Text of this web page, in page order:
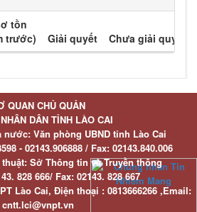
tồn
trước)
Giải quyết Chưa giải quyết
QUAN CHỦ QUẢN
DÂN TỈNH LÀO CAI
Văn phòng UBND tỉnh Lào Cai
- 02143.906888 / Fax:02143.840.006
Sở Thông tin và Truyền thông
828 666/ Fax:02143. 828 667
Lào Cai, Điện thoại : 0813666266 ,Email:
cntt.lci@vnpt.vn